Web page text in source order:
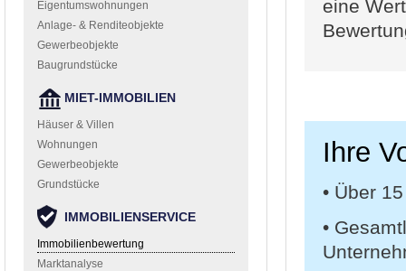
Eigentumswohnungen
Anlage- & Renditeobjekte
Gewerbeobjekte
Baugrundstücke
MIET-IMMOBILIEN
Häuser & Villen
Wohnungen
Gewerbeobjekte
Grundstücke
IMMOBILIENSERVICE
Immobilienbewertung
Marktanalyse
eine
Ihre
• Über
•